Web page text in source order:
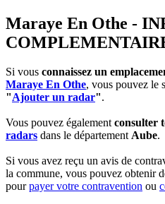
Maraye En Othe -
Si vous connaissez un
Maraye En Othe, vous pouvez le
"Ajouter un radar".
Vous pouvez égalementconsulter
radars dans le départementAube.
Si vous avez reçu un avis de
la commune, vous pouvez obtenir
pourpayer votre contravention ou